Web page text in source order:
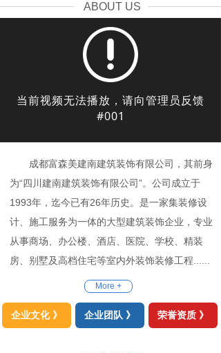
ABOUT US
成都富森美建南建筑装饰有限公司，其前身
为“四川建南建筑装饰有限公司”。公司成立于
1993年，迄今已有26年历史。是一家集装修设
计、施工服务为一体的大型建筑装饰企业，专业
从事商场、办公楼、酒店、医院、学校、精装
房、别墅及高档住宅等室内外装饰装修工程......
More +
企业文化 》 荣誉资质 》
企业团队 》